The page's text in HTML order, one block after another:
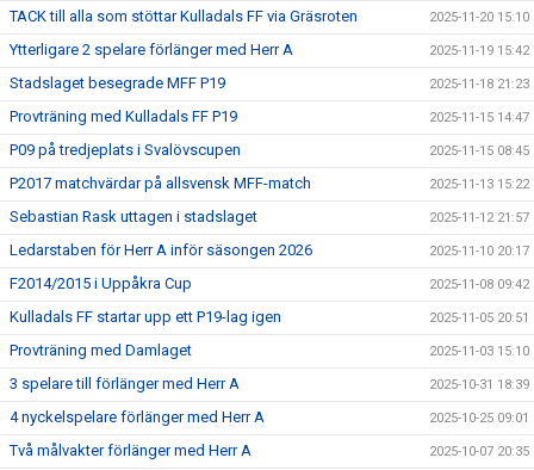
TACK till alla som stöttar Kulladals FF via Gräsroten 2025-11-20 15:10
Ytterligare 2 spelare förlänger med Herr A 2025-11-19 15:42
Stadslaget besegrade MFF P19 2025-11-18 21:23
Provträning med Kulladals FF P19 2025-11-15 14:47
P09 på tredjeplats i Svalövscupen 2025-11-15 08:45
P2017 matchvärdar på allsvensk MFF-match 2025-11-13 15:22
Sebastian Rask uttagen i stadslaget 2025-11-12 21:57
Ledarstaben för Herr A inför säsongen 2026 2025-11-10 20:17
F2014/2015 i Uppåkra Cup 2025-11-08 09:42
Kulladals FF startar upp ett P19-lag igen 2025-11-05 20:51
Provträning med Damlaget 2025-11-03 15:10
3 spelare till förlänger med Herr A 2025-10-31 18:39
4 nyckelspelare förlänger med Herr A 2025-10-25 09:01
Två målvakter förlänger med Herr A 2025-10-07 20:35